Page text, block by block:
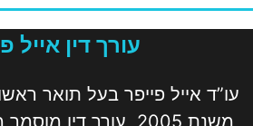
עורך דין אייל